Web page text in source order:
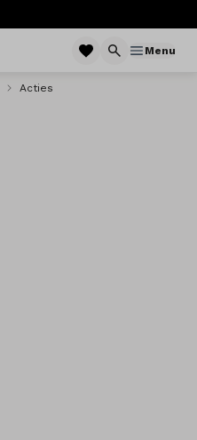
Menu
Acties